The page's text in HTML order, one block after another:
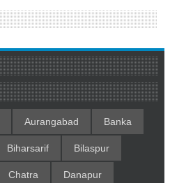
Aurangabad Banka
Biharsarif Bilaspur
Chatra Danapur